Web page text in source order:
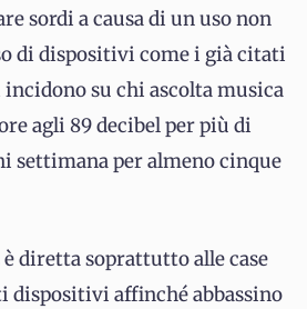
sordi a causa di un uso non
di dispositivi come i già citati
su chi ascolta musica
agli 89 decibel per più di
settimana per almeno cinque
è diretta soprattutto alle case
affinché abbassino